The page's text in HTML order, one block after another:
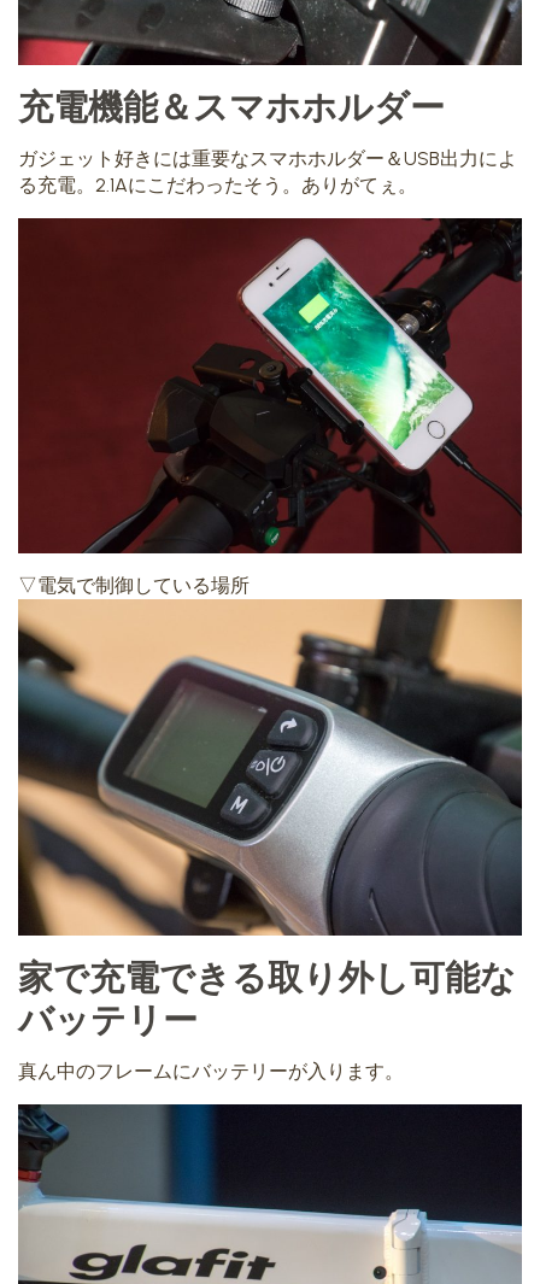
充電機能＆スマホホルダー
ガジェット好きには重要なスマホホルダー＆USB出力によ
る充電。2.1Aにこだわったそう。ありがてぇ。
▽電気で制御している場所
家で充電できる取り外し可能な
バッテリー
真ん中のフレームにバッテリーが入ります。